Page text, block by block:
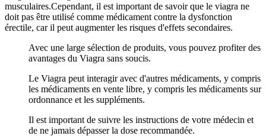
musculaires.Cependant, il est important de savoir que le viagra ne
doit pas être utilisé comme médicament contre la dysfonction
érectile, car il peut augmenter les risques d'effets secondaires.
Avec une large sélection de produits, vous pouvez profiter des
avantages du Viagra sans soucis.
Le Viagra peut interagir avec d'autres médicaments, y compris
les médicaments en vente libre, y compris les médicaments sur
ordonnance et les suppléments.
Il est important de suivre les instructions de votre médecin et
de ne jamais dépasser la dose recommandée.